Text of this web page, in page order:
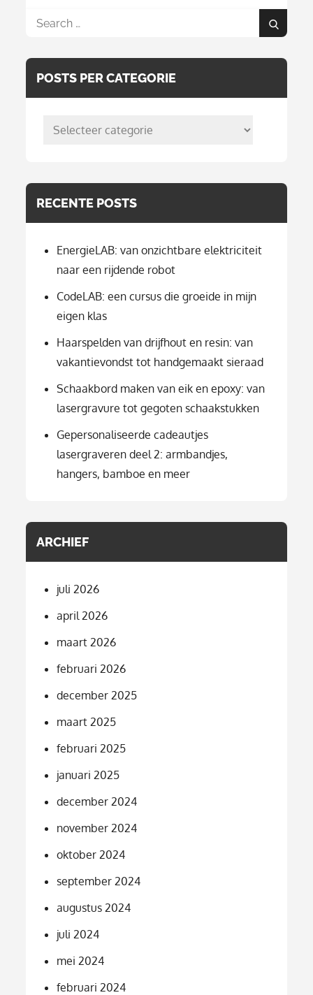
Search
Search
POSTS PER CATEGORIE
posts
RECENTE POSTS
EnergieLAB: van onzichtbare elektriciteit
naar een rijdende robot
CodeLAB: een cursus die groeide in mijn
eigen klas
Haarspelden van drijfhout en resin: van
vakantievondst tot handgemaakt sieraad
Schaakbord maken van eik en epoxy: van
lasergravure tot gegoten schaakstukken
Gepersonaliseerde cadeautjes
lasergraveren deel 2: armbandjes,
hangers, bamboe en meer
ARCHIEF
juli 2026
april 2026
maart 2026
februari 2026
december 2025
maart 2025
februari 2025
januari 2025
december 2024
november 2024
oktober 2024
september 2024
augustus 2024
juli 2024
mei 2024
februari 2024